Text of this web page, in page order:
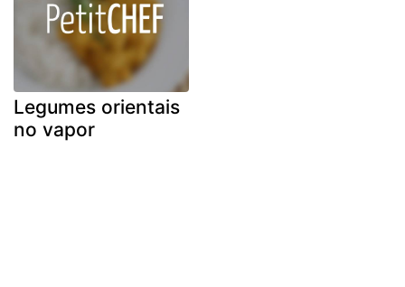
Legumes orientais
no vapor